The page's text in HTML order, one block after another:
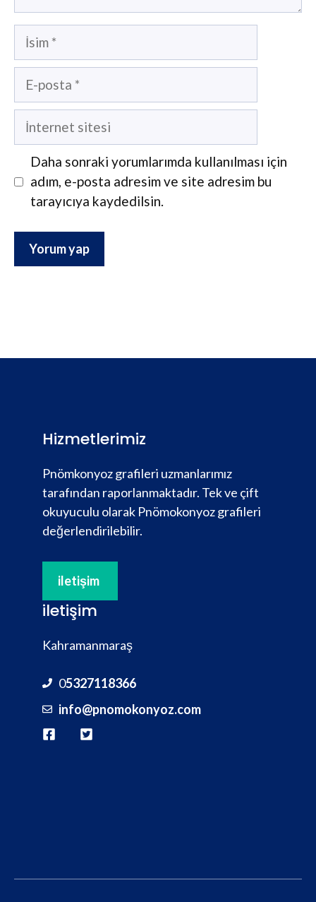
İsim
posta
İnternet
Daha sonraki yorumlarımda kullanılması için
adım, e-posta adresim ve site adresim bu
tarayıcıya kaydedilsin.
Hizmetlerimiz
Pnömkonyoz grafileri uzmanlarımız
tarafından raporlanmaktadır. Tek ve çift
okuyuculu olarak Pnömokonyoz grafileri
değerlendirilebilir.
iletişim
iletişim
Kahramanmaraş
05327118366
info@pnomokonyoz.com